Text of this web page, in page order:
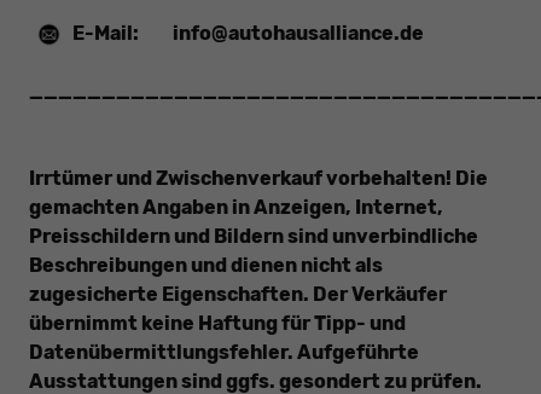
E-Mail: info@autohausalliance.de
Irrtümer und Zwischenverkauf vorbehalten! Die
gemachten Angaben in Anzeigen, Internet,
Preisschildern und Bildern sind unverbindliche
Beschreibungen und dienen nicht als
zugesicherte Eigenschaften. Der Verkäufer
übernimmt keine Haftung für Tipp- und
Datenübermittlungsfehler. Aufgeführte
Ausstattungen sind ggfs. gesondert zu prüfen.